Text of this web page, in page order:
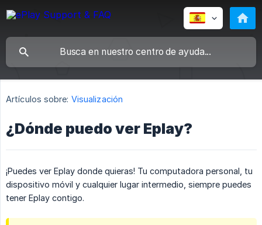
Artículos sobre: Visualización
¿Dónde puedo ver Eplay?
¡Puedes ver Eplay donde quieras! Tu computadora personal, tu
dispositivo móvil y cualquier lugar intermedio, siempre puedes
tener Eplay contigo.